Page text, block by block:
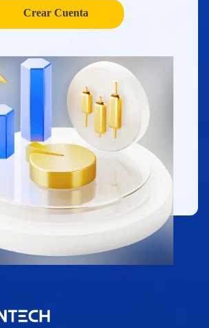
Crear Cuenta